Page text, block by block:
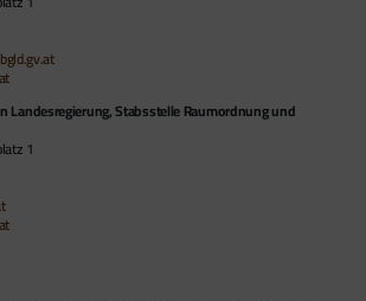
Landesregierung, Stabsstelle Raumordnung und
1